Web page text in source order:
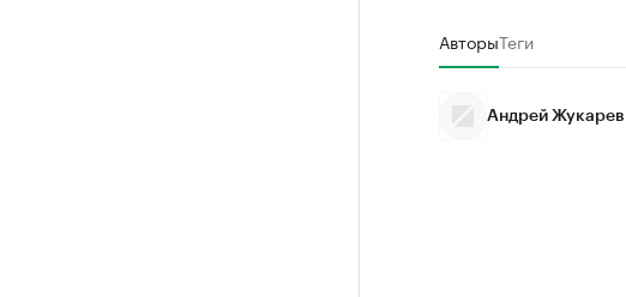
АвторыТеги
Андрей Жукарев